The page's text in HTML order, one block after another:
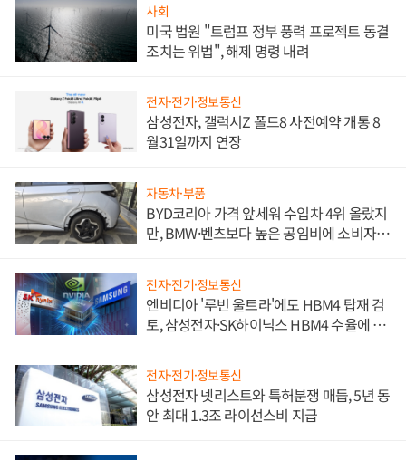
사회
미국 법원 "트럼프 정부 풍력 프로젝트 동결
조치는 위법", 해제 명령 내려
전자·전기·정보통신
삼성전자, 갤럭시Z 폴드8 사전예약 개통 8
월31일까지 연장
자동차·부품
BYD코리아 가격 앞세워 수입차 4위 올랐지
만, BMW·벤츠보다 높은 공임비에 소비자
전자·전기·정보통신
엔비디아 '루빈 울트라'에도 HBM4 탑재 검
토, 삼성전자·SK하이닉스 HBM4 수율에 주
전자·전기·정보통신
삼성전자 넷리스트와 특허분쟁 매듭, 5년 동
안 최대 1.3조 라이선스비 지급